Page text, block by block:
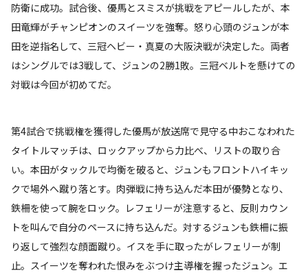
防衛に成功。試合後、優馬とスミスが挑戦をアピールしたが、本
田竜輝がチャンピオンのスイーツを強奪。怒り心頭のジュンが本
田を逆指名して、三冠ヘビー・真夏の大阪決戦が決定した。両者
はシングルでは3戦して、ジュンの2勝1敗。三冠ベルトを懸けての
対戦は今回が初めてだ。
第4試合で挑戦権を獲得した優馬が放送席で見守る中おこなわれた
タイトルマッチは、ロックアップから力比べ、リストの取り合
い。本田がタックルで均衡を破ると、ジュンもフロントハイキッ
クで場外へ蹴り落とす。肉弾戦に持ち込んだ本田が優勢となり、
鉄柵を使って腕をロック。レフェリーが注意すると、反則カウン
トを叫んで自分のペースに持ち込んだ。対するジュンも鉄柵に振
り返して強烈な顔面蹴り。イスを手に取ったがレフェリーが制
止。スイーツを奪われた恨みをぶつけ主導権を握ったジュン。エ